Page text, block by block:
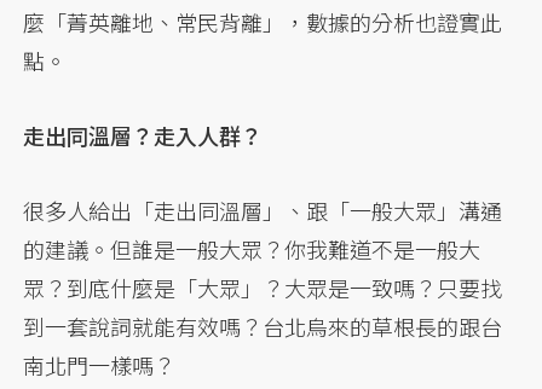
麼「菁英離地、常民背離」，數據的分析也證實此
點。
走出同溫層？走入人群？
很多人給出「走出同溫層」、跟「一般大眾」溝通
的建議。但誰是一般大眾？你我難道不是一般大
眾？到底什麼是「大眾」？大眾是一致嗎？只要找
到一套說詞就能有效嗎？台北烏來的草根長的跟台
南北門一樣嗎？